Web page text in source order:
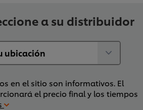
a su distribuidor
en el sitio son informativos. El
el precio final y los tiempos